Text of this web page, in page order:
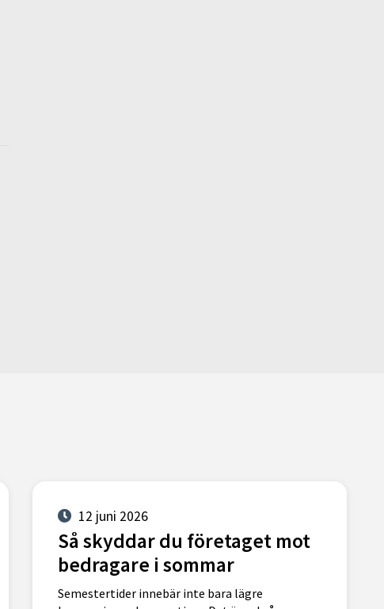
12 juni 2026
Så skyddar du företaget mot
bedragare i sommar
Semestertider innebär inte bara lägre